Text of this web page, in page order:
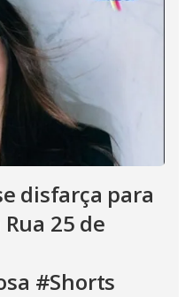
disfarça para
25 de
#Shorts